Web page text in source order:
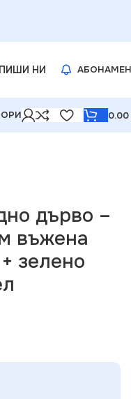
ПИШИ НИ
0.00
дърво –
въжена
зелено